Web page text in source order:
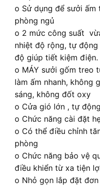
o Sử dụng để sưởi
phòng ngủ
o 2 mức công suất
nhiệt độ rộng, tự
độ giúp tiết kiệm điện.
o MÁY sưởi gốm treo
làm ấm nhanh, không
sáng, không đốt oxy
o Cửa gió lớn , tự
o Chức năng cài đặt
o Có thể điều chỉnh
phòng
o Chức năng bảo vệ
điều khiển từ xa tiện
o Nhỏ gọn lắp đặt